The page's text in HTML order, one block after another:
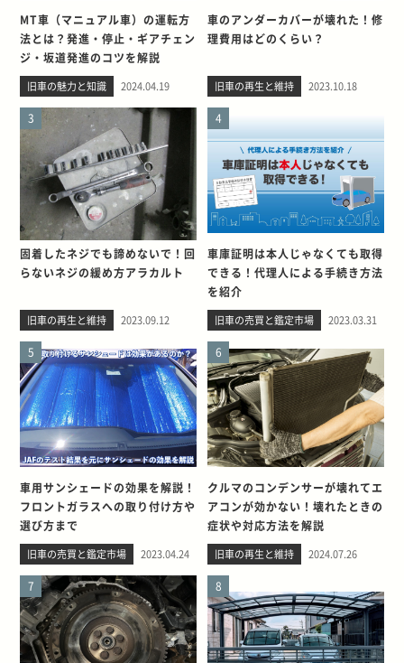
MT車（マニュアル車）の運転方
法とは？発進・停止・ギアチェン
ジ・坂道発進のコツを解説
旧車の魅力と知識 2024.04.19
車のアンダーカバーが壊れた！修
理費用はどのくらい？
旧車の再生と維持 2023.10.18
3
固着したネジでも諦めないで！回
らないネジの緩め方アラカルト
旧車の再生と維持 2023.09.12
4
車庫証明は本人じゃなくても取得
できる！代理人による手続き方法
を紹介
旧車の売買と鑑定市場 2023.03.31
5
車用サンシェードの効果を解説！
フロントガラスへの取り付け方や
選び方まで
旧車の売買と鑑定市場 2023.04.24
6
クルマのコンデンサーが壊れてエ
アコンが効かない！壊れたときの
症状や対応方法を解説
旧車の再生と維持 2024.07.26
7 8